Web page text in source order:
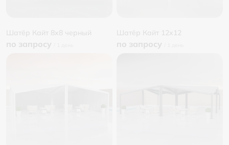
Шатёр Кайт 8x8 черный
по запросу
Шатёр Кайт 12x12
по запросу